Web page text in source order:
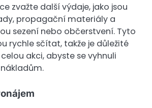
zvažte další výdaje, jako jsou
propagační materiály a
sezení nebo občerstvení. Tyto
rychle sčítat, takže je důležité
akci, abyste se vyhnuli